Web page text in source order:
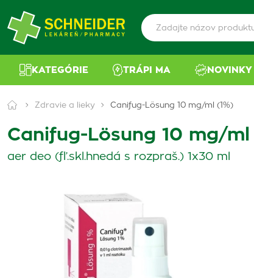
KATEGÓRIE TRÁPI MA NOVINKY
Zdravie a lieky Canifug-Lösung 10 mg/ml (1%)
Canifug-Lösung 10 mg/ml
aer deo (fľ.skl.hnedá s rozpraš.) 1x30 ml